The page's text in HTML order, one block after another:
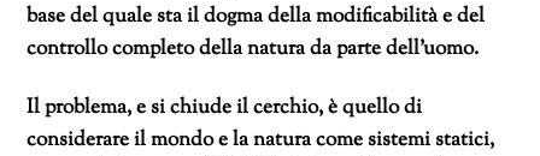
base del quale sta il dogma della modificabilità e del
controllo completo della natura da parte dell’uomo.
Il problema, e si chiude il cerchio, è quello di
considerare il mondo e la natura come sistemi statici,